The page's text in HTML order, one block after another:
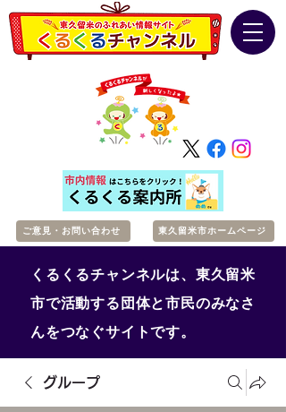
ご意見・お問い合わせ 東久留米市ホームページ
くるくるチャンネルは、東久留米
市で活動する団体と市民のみなさ
んをつなぐサイトです。
グループ